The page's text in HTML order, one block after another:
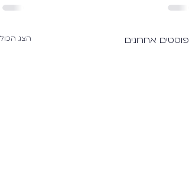
פוסטים אחרונים הצג הכול